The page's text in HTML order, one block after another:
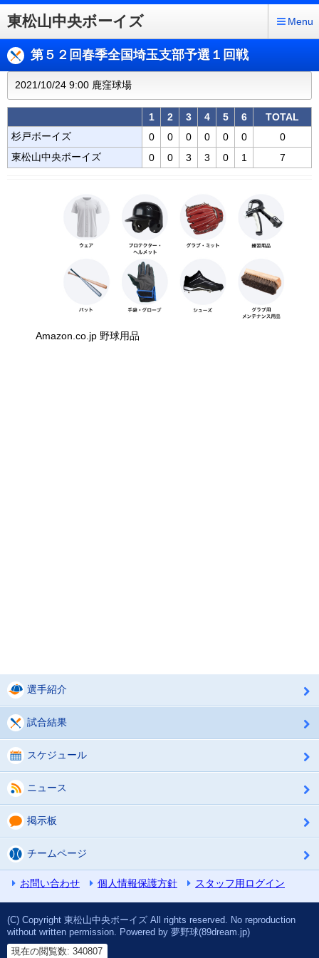
東松山中央ボーイズ Menu
第５２回春季全国埼玉支部予選１回戦
2021/10/24 9:00 鹿窪球場
1 2 3 4 5 6
TOTAL
杉戸ボーイズ
0 0 0 0 0 0
0
東松山中央ボーイズ
0 0 3 3 0 1 7
Amazon.co.jp 野球用品
選手紹介
試合結果
スケジュール
ニュース
掲示板
チームページ
お問い合わせ 個人情報保護方針 スタッフ用ログイン
(C) Copyright 東松山中央ボーイズ All rights reserved. No reproduction
without written permission. Powered by 夢野球(89dream.jp)
現在の閲覧数: 340807